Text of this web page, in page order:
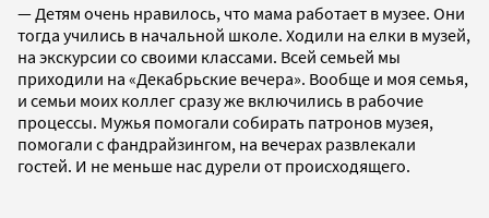
— Детям очень нравилось, что мама работает в музее. Они
тогда учились в начальной школе. Ходили на елки в музей,
на экскурсии со своими классами. Всей семьей мы
приходили на «Декабрьские вечера». Вообще и моя семья,
и семьи моих коллег сразу же включились в рабочие
процессы. Мужья помогали собирать патронов музея,
помогали с фандрайзингом, на вечерах развлекали
гостей. И не меньше нас дурели от происходящего.